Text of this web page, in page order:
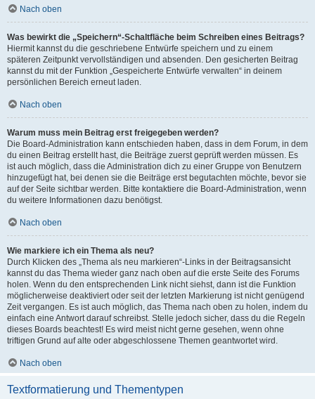
Nach oben
Was bewirkt die „Speichern“-Schaltfläche beim Schreiben eines Beitrags?
Hiermit kannst du die geschriebene Entwürfe speichern und zu einem
späteren Zeitpunkt vervollständigen und absenden. Den gesicherten Beitrag
kannst du mit der Funktion „Gespeicherte Entwürfe verwalten“ in deinem
persönlichen Bereich erneut laden.
Nach oben
Warum muss mein Beitrag erst freigegeben werden?
Die Board-Administration kann entschieden haben, dass in dem Forum, in dem
du einen Beitrag erstellt hast, die Beiträge zuerst geprüft werden müssen. Es
ist auch möglich, dass die Administration dich zu einer Gruppe von Benutzern
hinzugefügt hat, bei denen sie die Beiträge erst begutachten möchte, bevor sie
auf der Seite sichtbar werden. Bitte kontaktiere die Board-Administration, wenn
du weitere Informationen dazu benötigst.
Nach oben
Wie markiere ich ein Thema als neu?
Durch Klicken des „Thema als neu markieren“-Links in der Beitragsansicht
kannst du das Thema wieder ganz nach oben auf die erste Seite des Forums
holen. Wenn du den entsprechenden Link nicht siehst, dann ist die Funktion
möglicherweise deaktiviert oder seit der letzten Markierung ist nicht genügend
Zeit vergangen. Es ist auch möglich, das Thema nach oben zu holen, indem du
einfach eine Antwort darauf schreibst. Stelle jedoch sicher, dass du die Regeln
dieses Boards beachtest! Es wird meist nicht gerne gesehen, wenn ohne
triftigen Grund auf alte oder abgeschlossene Themen geantwortet wird.
Nach oben
Textformatierung und Thementypen